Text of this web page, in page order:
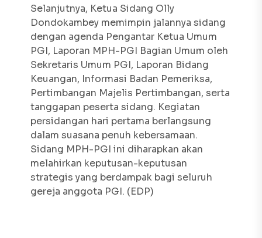
Selanjutnya, Ketua Sidang Olly
Dondokambey memimpin jalannya sidang
dengan agenda Pengantar Ketua Umum
PGI, Laporan MPH-PGI Bagian Umum oleh
Sekretaris Umum PGI, Laporan Bidang
Keuangan, Informasi Badan Pemeriksa,
Pertimbangan Majelis Pertimbangan, serta
tanggapan peserta sidang. Kegiatan
persidangan hari pertama berlangsung
dalam suasana penuh kebersamaan.
Sidang MPH-PGI ini diharapkan akan
melahirkan keputusan-keputusan
strategis yang berdampak bagi seluruh
gereja anggota PGI. (EDP)